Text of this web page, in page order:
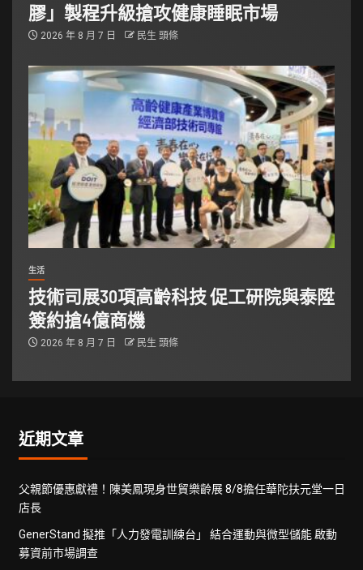
膠」製程升級搶攻健康睡眠市場
2026 年 8 月 7 日 民生 頭條
生活
技術司展30項高齡科技 促工研院與泰陞
簽約搶4億商機
2026 年 8 月 7 日 民生 頭條
近期文章
父親節優惠獻禮！陳美鳳現身世貿樂齡展 8/8擔任華陀扶元堂一日
店長
GenerStand 擬推「人力發電訓練台」 結合運動與微型儲能 啟動
募資前市場調查